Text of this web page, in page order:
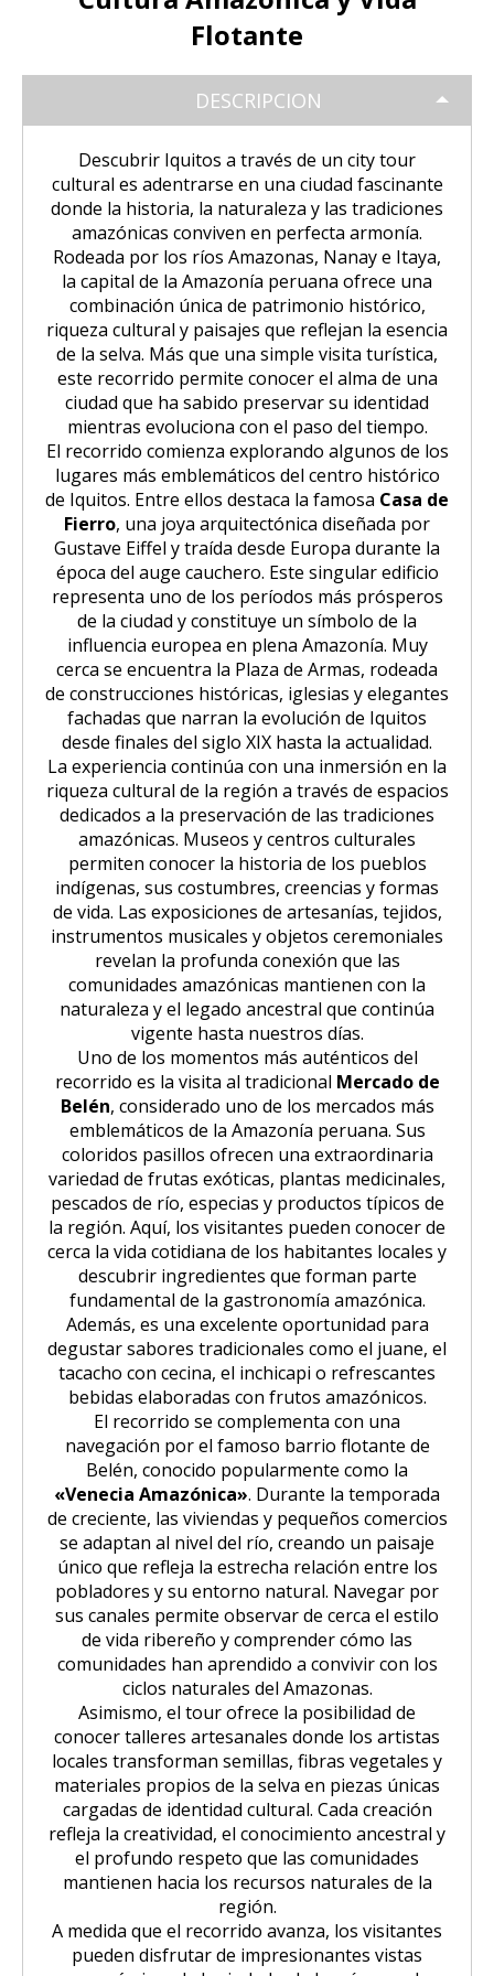
Inca
Coloniales entre Sillar
Excursión a la Catarata de Pillones |
Naturaleza entre Rocas y Cascadas
Tour Isla de los Uros, Amantaní y
Taquile
Tour Salar de Uyuni 2 Días / 1
La Paz | Ruta de la muerte en
Copacabana desde la Paz | Full day
Tiwanaku desde La Paz | Full day
Inolvidable a Machu Picchu
Tour Machu Picchu, Montaña de
Colores y Laguna Humantay 3 días
Tour Machu Picchu 1 Día / Desde
Cusco
Salkantay Trek 4D| Ruta Ancestral
hacia Machu Picchu
SALKANTAY
Salkantay Trek 4D| Ruta Ancestral
hacia Machu Picchu
Salkantay Trek 2D| Caminata
Montañas Glaciares y Selva Andina
PAQUETES TURÍSTICOS
Tour Machu Picchu 5Dias/4Noches
Tour Machu Picchu 4 Días/3Noches
Choquequirao Trek 4 dias 3 noches
BLOG
CONTACTANOS
Flotante
DESCRIPCION
Descubrir Iquitos a través de un city tour
cultural es adentrarse en una ciudad fascinante
donde la historia, la naturaleza y las tradiciones
amazónicas conviven en perfecta armonía.
Rodeada por los ríos Amazonas, Nanay e Itaya,
la capital de la Amazonía peruana ofrece una
combinación única de patrimonio histórico,
riqueza cultural y paisajes que reflejan la esencia
de la selva. Más que una simple visita turística,
este recorrido permite conocer el alma de una
ciudad que ha sabido preservar su identidad
mientras evoluciona con el paso del tiempo.
El recorrido comienza explorando algunos de los
lugares más emblemáticos del centro histórico
de Iquitos. Entre ellos destaca la famosa Casa de
Fierro, una joya arquitectónica diseñada por
Gustave Eiffel y traída desde Europa durante la
época del auge cauchero. Este singular edificio
representa uno de los períodos más prósperos
de la ciudad y constituye un símbolo de la
influencia europea en plena Amazonía. Muy
cerca se encuentra la Plaza de Armas, rodeada
de construcciones históricas, iglesias y elegantes
fachadas que narran la evolución de Iquitos
desde finales del siglo XIX hasta la actualidad.
La experiencia continúa con una inmersión en la
riqueza cultural de la región a través de espacios
dedicados a la preservación de las tradiciones
amazónicas. Museos y centros culturales
permiten conocer la historia de los pueblos
indígenas, sus costumbres, creencias y formas
de vida. Las exposiciones de artesanías, tejidos,
instrumentos musicales y objetos ceremoniales
revelan la profunda conexión que las
comunidades amazónicas mantienen con la
naturaleza y el legado ancestral que continúa
vigente hasta nuestros días.
Uno de los momentos más auténticos del
recorrido es la visita al tradicional Mercado de
Belén, considerado uno de los mercados más
emblemáticos de la Amazonía peruana. Sus
coloridos pasillos ofrecen una extraordinaria
variedad de frutas exóticas, plantas medicinales,
pescados de río, especias y productos típicos de
la región. Aquí, los visitantes pueden conocer de
cerca la vida cotidiana de los habitantes locales y
descubrir ingredientes que forman parte
fundamental de la gastronomía amazónica.
Además, es una excelente oportunidad para
degustar sabores tradicionales como el juane, el
tacacho con cecina, el inchicapi o refrescantes
bebidas elaboradas con frutos amazónicos.
El recorrido se complementa con una
navegación por el famoso barrio flotante de
Belén, conocido popularmente como la
«Venecia Amazónica». Durante la temporada
de creciente, las viviendas y pequeños comercios
se adaptan al nivel del río, creando un paisaje
único que refleja la estrecha relación entre los
pobladores y su entorno natural. Navegar por
sus canales permite observar de cerca el estilo
de vida ribereño y comprender cómo las
comunidades han aprendido a convivir con los
ciclos naturales del Amazonas.
Asimismo, el tour ofrece la posibilidad de
conocer talleres artesanales donde los artistas
locales transforman semillas, fibras vegetales y
materiales propios de la selva en piezas únicas
cargadas de identidad cultural. Cada creación
refleja la creatividad, el conocimiento ancestral y
el profundo respeto que las comunidades
mantienen hacia los recursos naturales de la
región.
A medida que el recorrido avanza, los visitantes
pueden disfrutar de impresionantes vistas